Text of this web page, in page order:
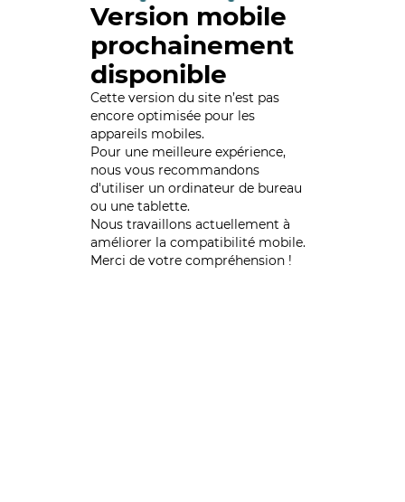
Version mobile
prochainement
disponible
Cette version du site n’est pas
encore optimisée pour les
appareils mobiles.
Pour une meilleure expérience,
nous vous recommandons
d'utiliser un ordinateur de bureau
ou une tablette.
Nous travaillons actuellement à
améliorer la compatibilité mobile.
Merci de votre compréhension !